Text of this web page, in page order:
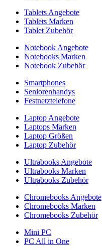
Tablets Angebote
Tablets Marken
Tablet Zubehör
Notebook Angebote
Notebooks Marken
Notebook Zubehör
Smartphones
Seniorenhandys
Festnetztelefone
Laptop Angebote
Laptops Marken
Laptop Größen
Laptop Zubehör
Ultrabooks Angebote
Ultrabooks Marken
Ultrabooks Zubehör
Chromebooks Angebote
Chromebooks Marken
Chromebooks Zubehör
Mini PC
PC All in One